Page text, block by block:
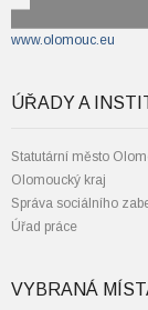
www.olomouc.eu
ÚŘADY A
Statutární město
Olomoucký kraj
Správa sociálního
Úřad práce
VYBRANÁ